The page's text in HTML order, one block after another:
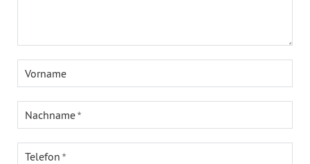
Vorname
Nachname
Telefon